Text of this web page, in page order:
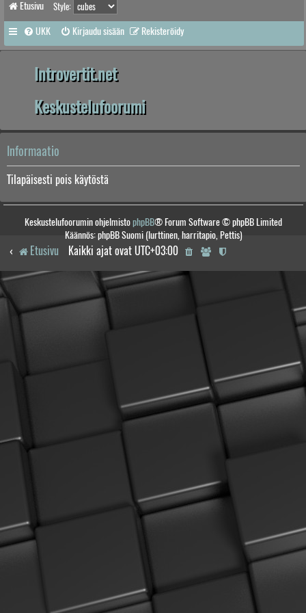
Etusivu Style:
UKK Kirjaudu sisään Rekisteröidy
Introvertit.net
Keskustelufoorumi
Informaatio
Tilapäisesti pois käytöstä
Keskustelufoorumin ohjelmistophpBB® Forum Software © phpBB Limited
Käännös: phpBB Suomi (lurttinen, harritapio, Pettis)
Etusivu Kaikki ajat ovat UTC+03:00